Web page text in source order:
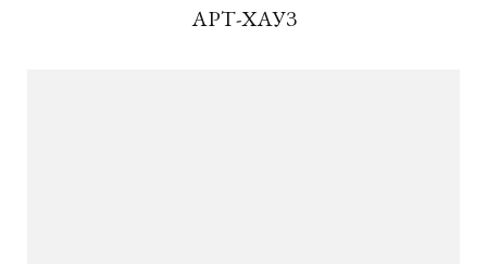
АРТ-ХАУЗ